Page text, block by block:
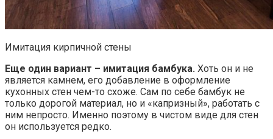
Имитация кирпичной стены
Еще один вариант – имитация бамбука. Хоть он и не
является камнем, его добавление в оформление
кухонных стен чем-то схоже. Сам по себе бамбук не
только дорогой материал, но и «капризный», работать с
ним непросто. Именно поэтому в чистом виде для стен
он используется редко.